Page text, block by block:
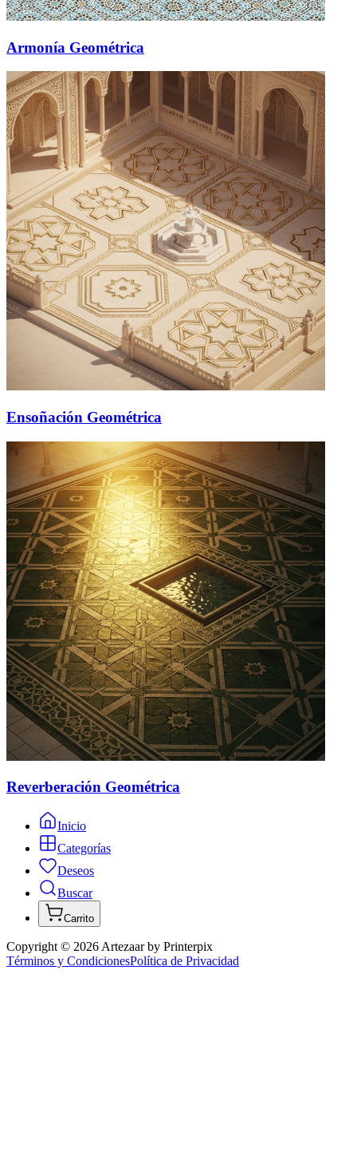
Armonía Geométrica
Ensoñación Geométrica
Reverberación Geométrica
Inicio
Categorías
Deseos
Buscar
Carrito
Copyright © 2026 Artezaar by Printerpix
Términos y CondicionesPolítica de Privacidad